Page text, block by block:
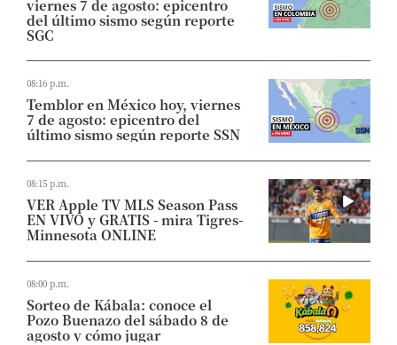
viernes 7 de agosto: epicentro
del último sismo según reporte
SGC
08:16 p.m.
Temblor en México hoy, viernes
7 de agosto: epicentro del
último sismo según reporte SSN
08:15 p.m.
VER Apple TV MLS Season Pass
EN VIVO y GRATIS - mira Tigres-
Minnesota ONLINE
08:00 p.m.
Sorteo de Kábala: conoce el
Pozo Buenazo del sábado 8 de
agosto y cómo jugar